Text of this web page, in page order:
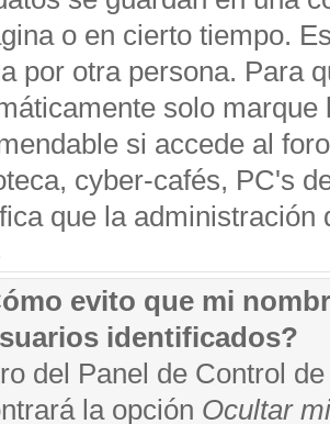
o en cierto tiempo.
por otra persona. Para
solo
si accede al
cyber-cafés, PC's
que la administración
evito que mi
identificados?
del Panel de Control
la opción Ocultar